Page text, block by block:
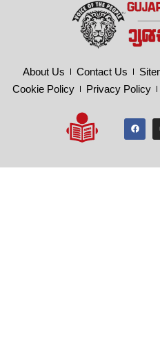
About Us Contact Us
Cookie Policy
Privacy Policy